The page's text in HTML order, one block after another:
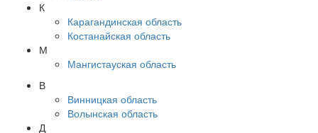
К
Карагандинская область
Костанайская область
М
Мангистауская область
В
Винницкая область
Волынская область
Д